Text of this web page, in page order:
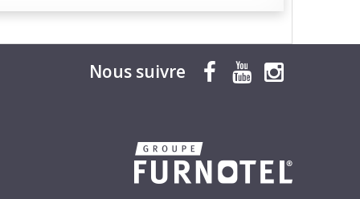
Nous suivre